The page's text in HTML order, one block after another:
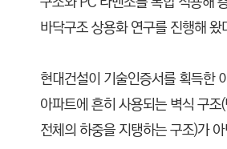
바닥구조 상용화 연구를 진행해 왔
현대건설이 기술인증서를 획득한
아파트에 흔히 사용되는 벽식 구조
전체의 하중을 지탱하는 구조)가